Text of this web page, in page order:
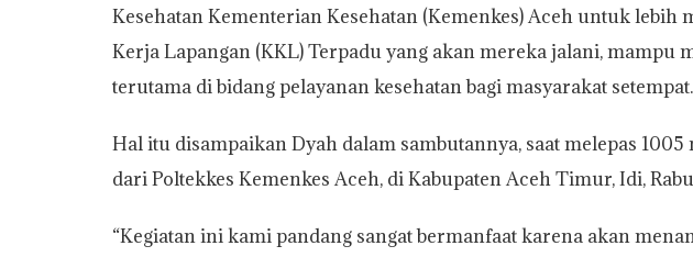
t
s
p
p
e
b
o
k
t
t
r
y
L
n
k
i
l
n
t
r
e
Kesehatan Kementerian Kesehatan (Kemenkes) Aceh untuk lebih
Kerja Lapangan (KKL) Terpadu yang akan mereka jalani, mampu
terutama di bidang pelayanan kesehatan bagi masyarakat setempat.
Hal itu disampaikan Dyah dalam sambutannya, saat melepas
dari Poltekkes Kemenkes Aceh, di Kabupaten Aceh Timur, Idi,
“Kegiatan ini kami pandang sangat bermanfaat karena akan